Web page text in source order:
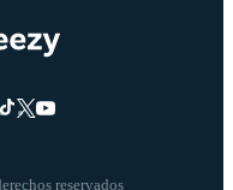
reservados